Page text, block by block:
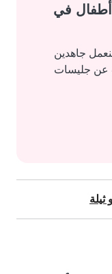
أطفال في
جاهدين
عن جليسات
ثيلة